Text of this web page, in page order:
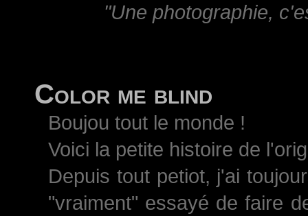
"Une photographie,
Color me blind
Boujou tout le monde !
Voici la petite histoire de
Depuis tout petiot, j'ai
"vraiment" essayé de faire